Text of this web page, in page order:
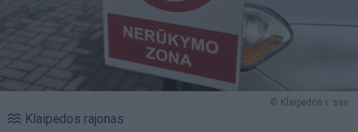
© Klaipėdos r. sav.
Klaipėdos rajonas